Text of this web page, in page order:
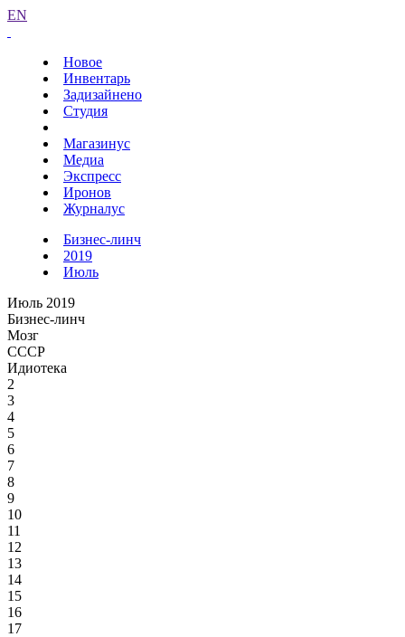
EN
Новое
Инвентарь
Задизайнено
Студия
Магазинус
Медиа
Экспресс
Иронов
Журналус
Бизнес-линч
2019
Июль
Июль 2019
Бизнес-линч
Мозг
СССР
Идиотека
2
3
4
5
6
7
8
9
10
11
12
13
14
15
16
17